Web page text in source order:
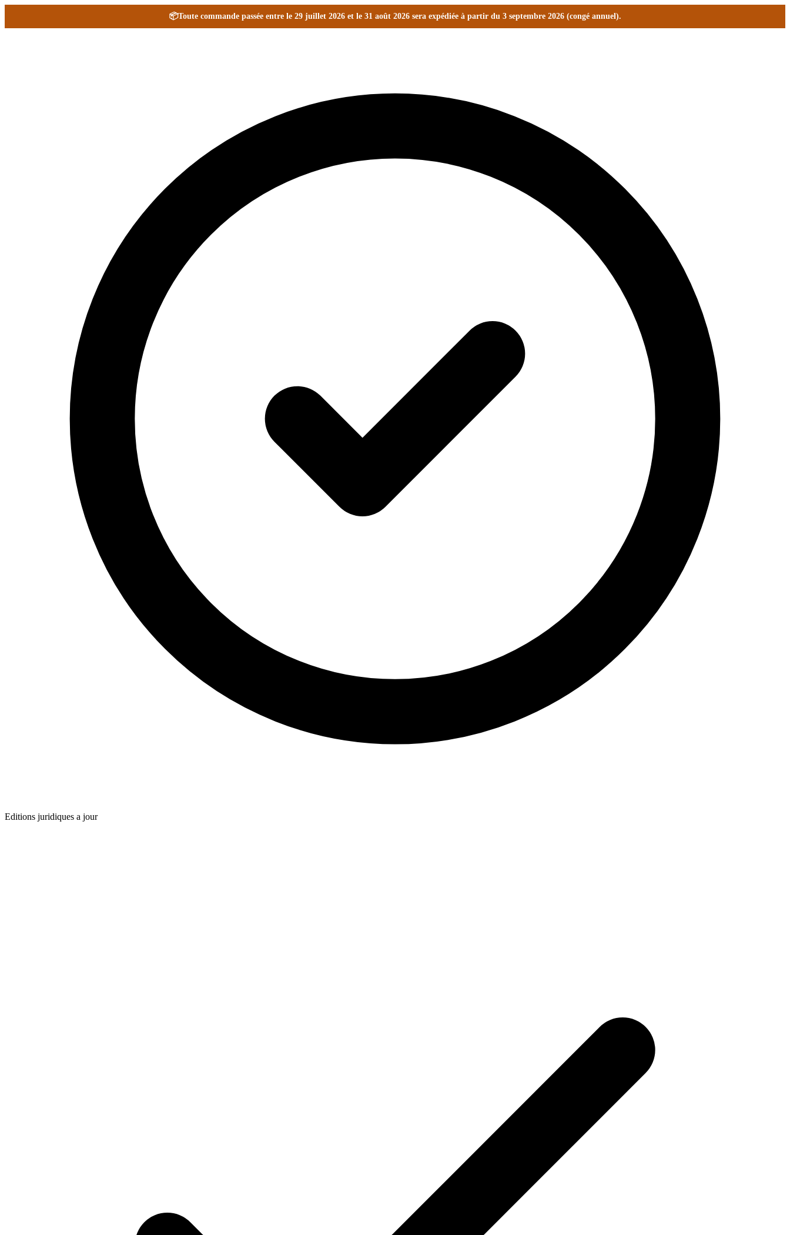
📦Toute commande passée entre le 29 juillet 2026 et le 31 août 2026 sera expédiée à partir du 3 septembre 2026 (congé annuel).
Editions juridiques a jour